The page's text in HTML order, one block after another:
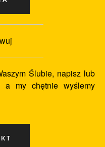
Ślubie, napisz lub
a my chętnie wyślemy